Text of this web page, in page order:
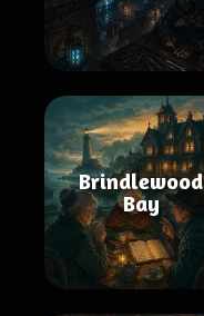
Brindlewood
Bay